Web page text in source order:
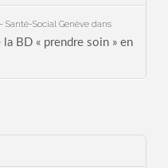
Santé-Social Genèvedans
la BD « prendre soin » en